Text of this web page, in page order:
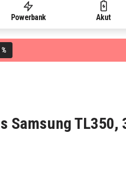
Powerbank Akut
Samsung TL350,